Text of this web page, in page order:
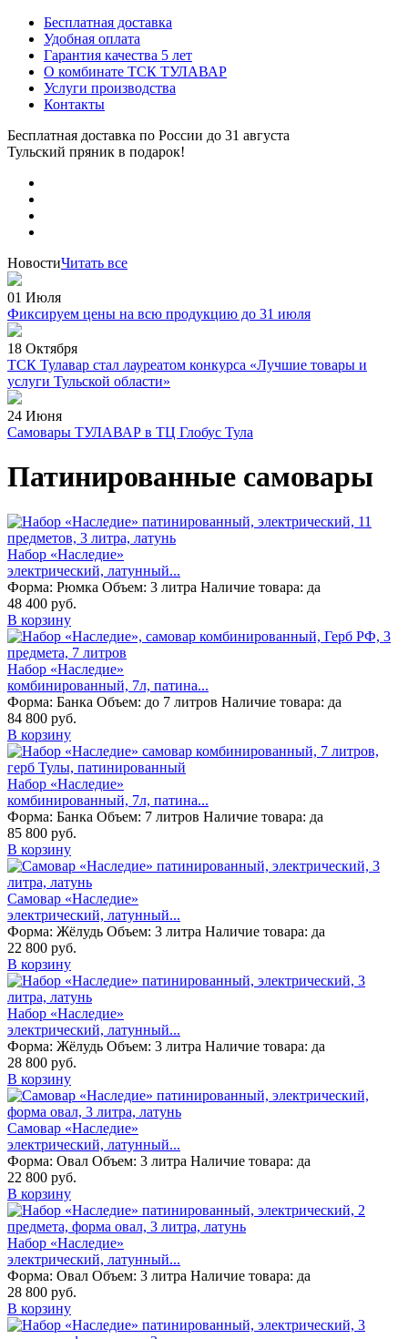
Бесплатная доставка
Удобная оплата
Гарантия качества 5 лет
О комбинате ТСК ТУЛАВАР
Услуги производства
Контакты
Бесплатная доставка по России до 31 августа
Тульский пряник в подарок!
НовостиЧитать все
01 Июля
Фиксируем цены на всю продукцию до 31 июля
18 Октября
ТСК Тулавар стал лауреатом конкурса «Лучшие товары и
услуги Тульской области»
24 Июня
Самовары ТУЛАВАР в ТЦ Глобус Тула
Патинированные самовары
Набор «Наследие»
электрический, латунный...
Форма: Рюмка Объем: 3 литра Наличие товара: да
48 400 руб.
В корзину
Набор «Наследие»
комбинированный, 7л, патина...
Форма: Банка Объем: до 7 литров Наличие товара: да
84 800 руб.
В корзину
Набор «Наследие»
комбинированный, 7л, патина...
Форма: Банка Объем: 7 литров Наличие товара: да
85 800 руб.
В корзину
Самовар «Наследие»
электрический, латунный...
Форма: Жёлудь Объем: 3 литра Наличие товара: да
22 800 руб.
В корзину
Набор «Наследие»
электрический, латунный...
Форма: Жёлудь Объем: 3 литра Наличие товара: да
28 800 руб.
В корзину
Самовар «Наследие»
электрический, латунный...
Форма: Овал Объем: 3 литра Наличие товара: да
22 800 руб.
В корзину
Набор «Наследие»
электрический, латунный...
Форма: Овал Объем: 3 литра Наличие товара: да
28 800 руб.
В корзину